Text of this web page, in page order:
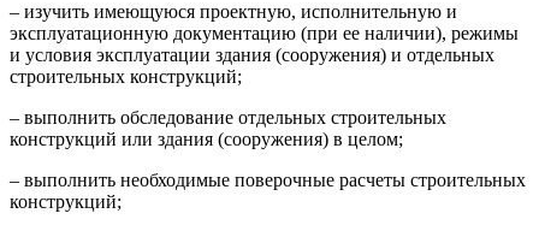
– изучить имеющуюся проектную, исполнительную и
эксплуатационную документацию (при ее наличии), режимы
и условия эксплуатации здания (сооружения) и отдельных
строительных конструкций;
– выполнить обследование отдельных строительных
конструкций или здания (сооружения) в целом;
– выполнить необходимые поверочные расчеты строительных
конструкций;